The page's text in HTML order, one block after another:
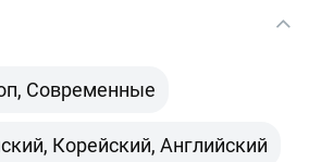
Современные
Корейский, Английский